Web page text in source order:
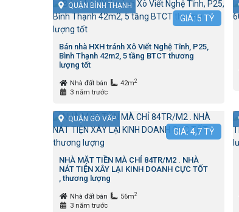
QUẬN BÌNH THẠNH
GIÁ:5 TỶ
Bán nhà HXH tránh Xô Viết Nghệ Tĩnh, P25,
Bình Thạnh 42m2, 5 tầng BTCT thương
lượng tốt
Nhà đất bán 42m2
3 năm trước
QUẬN GÒ VẤP
GIÁ:4,7TỶ
NHÀ MẶT TIỀN MÀ CHỈ 84TR/M2 . NHÀ
NÁT TIỆN XÂY LẠI KINH DOANH CỰC TỐT
, thương lượng
Nhà đất bán 56m2
3 năm trước